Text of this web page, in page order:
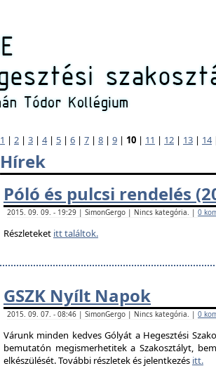
1 | 2 | 3 | 4| 5 | 6 | 7 | 8 | 9 | 10 | 11 | 12 | 13 | 14|
Hírek
Póló és pulcsi rendelés
2015. 09. 09. - 19:29 | SimonGergo | Nincs kategória. | 0
Részleteket itt találtok.
GSZK Nyílt Napok
2015. 09. 07. - 08:46 | SimonGergo | Nincs kategória. | 0
Várunk minden kedves Gólyát a Hegesztési
bemutatón megismerhetitek a Szakosztályt,
elkészülését. További részletek és jelentkezés itt.